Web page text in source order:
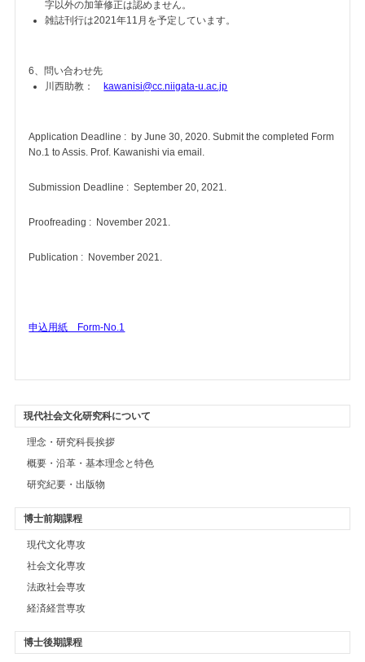
字以外の加筆修正は認めません。
雑誌刊行は2021年11月を予定しています。
6、問い合わせ先
川西助教： kawanisi@cc.niigata-u.ac.jp
Application Deadline : by June 30, 2020. Submit the completed Form
No.1 to Assis. Prof. Kawanishi via email.
Submission Deadline : September 20, 2021.
Proofreading : November 2021.
Publication : November 2021.
申込用紙 Form-No.1
現代社会文化研究科について
理念・研究科長挨拶
概要・沿革・基本理念と特色
研究紀要・出版物
博士前期課程
現代文化専攻
社会文化専攻
法政社会専攻
経済経営専攻
博士後期課程